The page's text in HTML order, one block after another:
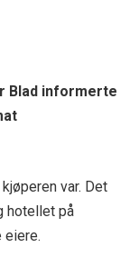
Blad informerte
var. Det
hotellet på
eiere.